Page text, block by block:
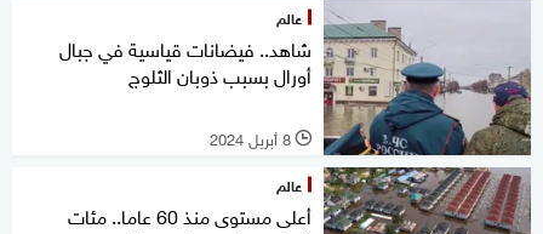
عالم
شاهد.. فيضانات قياسية في جبال
أورال بسبب ذوبان الثلوج
l 8 أبريل 2024
عالم
أعلى مستوى منذ 60 عاما.. مئات